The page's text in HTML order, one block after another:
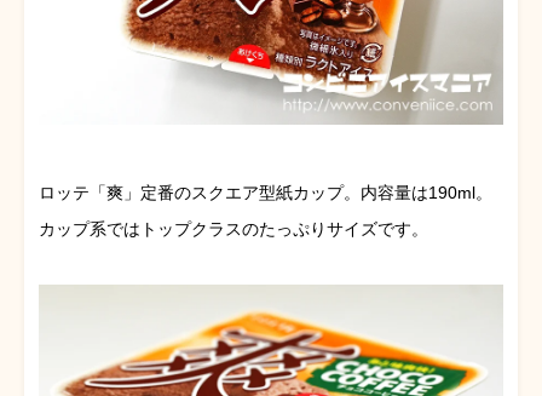
ロッテ「爽」定番のスクエア型紙カップ。内容量は190ml。
カップ系ではトップクラスのたっぷりサイズです。